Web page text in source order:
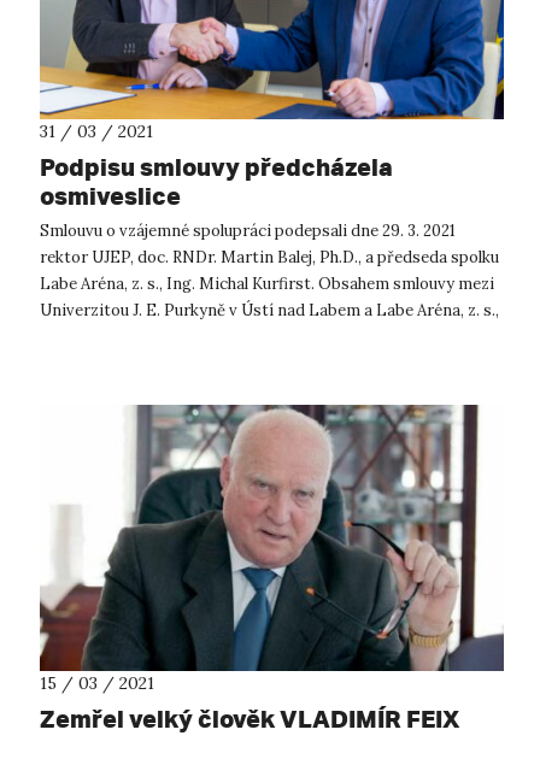
31 / 03 / 2021
Podpisu smlouvy předcházela
osmiveslice
Smlouvu o vzájemné spolupráci podepsali dne 29. 3. 2021
rektor UJEP, doc. RNDr. Martin Balej, Ph.D., a předseda spolku
Labe Aréna, z. s., Ing. Michal Kurfirst. Obsahem smlouvy mezi
Univerzitou J. E. Purkyně v Ústí nad Labem a Labe Aréna, z. s.,
15 / 03 / 2021
Zemřel velký člověk VLADIMÍR FEIX